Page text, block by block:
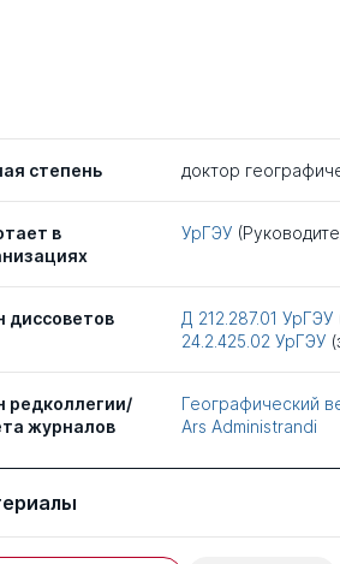
степень доктор
в
УрГЭУ
диссоветов Д 212.287.01 УрГЭУ
24.2.425.02 УрГЭУ
редколлегии/
журналов
Географический
Ars Administrandi